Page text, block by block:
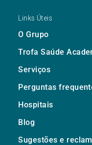
Links Úteis
O Grupo
Trofa Saúde
Serviços
Perguntas
Hospitais
Blog
Sugestões e